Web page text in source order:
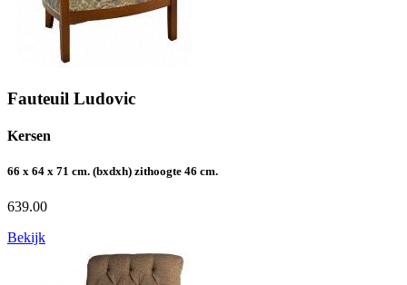
Fauteuil Ludovic
Kersen
66 x 64 x 71 cm. (bxdxh) zithoogte 46 cm.
639.00
Bekijk